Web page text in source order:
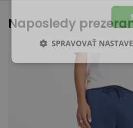
Naposledy
SPRAVOVAŤ